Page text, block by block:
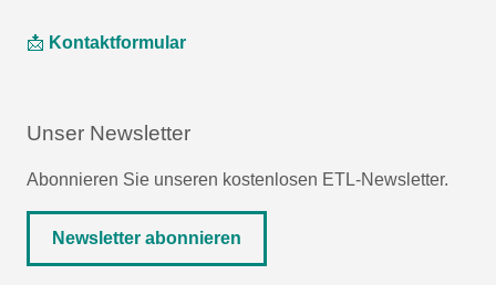
📩 Kontaktformular
Unser Newsletter
Abonnieren Sie unseren kostenlosen ETL-Newsletter.
Newsletter abonnieren